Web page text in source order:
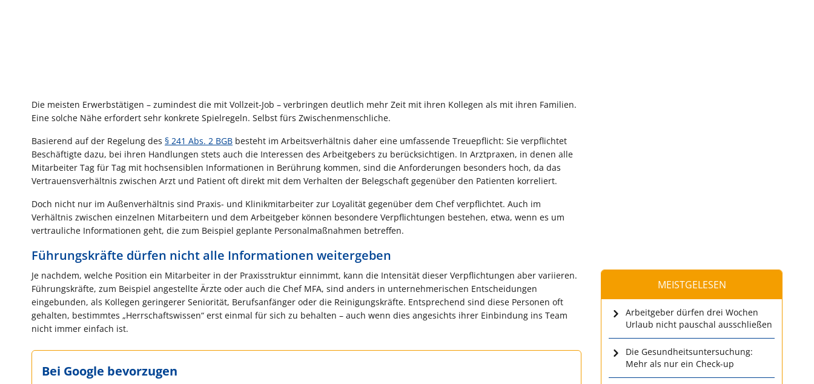
Die meisten Erwerbstätigen – zumindest die mit Vollzeit-Job – verbringen deutlich mehr Zeit mit ihren Kollegen als mit ihren Familien.
Eine solche Nähe erfordert sehr konkrete Spielregeln. Selbst fürs Zwischenmenschliche.
Basierend auf der Regelung des § 241 Abs. 2 BGB besteht im Arbeitsverhältnis daher eine umfassende Treuepflicht: Sie verpflichtet
Beschäftigte dazu, bei ihren Handlungen stets auch die Interessen des Arbeitgebers zu berücksichtigen. In Arztpraxen, in denen alle
Mitarbeiter Tag für Tag mit hochsensiblen Informationen in Berührung kommen, sind die Anforderungen besonders hoch, da das
Vertrauensverhältnis zwischen Arzt und Patient oft direkt mit dem Verhalten der Belegschaft gegenüber den Patienten korreliert.
Doch nicht nur im Außenverhältnis sind Praxis- und Klinikmitarbeiter zur Loyalität gegenüber dem Chef verpflichtet. Auch im
Verhältnis zwischen einzelnen Mitarbeitern und dem Arbeitgeber können besondere Verpflichtungen bestehen, etwa, wenn es um
vertrauliche Informationen geht, die zum Beispiel geplante Personalmaßnahmen betreffen.
Führungskräfte dürfen nicht alle Informationen weitergeben
Je nachdem, welche Position ein Mitarbeiter in der Praxisstruktur einnimmt, kann die Intensität dieser Verpflichtungen aber variieren.
Führungskräfte, zum Beispiel angestellte Ärzte oder auch die Chef MFA, sind anders in unternehmerischen Entscheidungen
eingebunden, als Kollegen geringerer Seniorität, Berufsanfänger oder die Reinigungskräfte. Entsprechend sind diese Personen oft
gehalten, bestimmtes „Herrschaftswissen“ erst einmal für sich zu behalten – auch wenn dies angesichts ihrer Einbindung ins Team
nicht immer einfach ist.
Bei Google bevorzugen
MEISTGELESEN
Arbeitgeber dürfen drei Wochen
Urlaub nicht pauschal ausschließen
Die Gesundheitsuntersuchung:
Mehr als nur ein Check-up